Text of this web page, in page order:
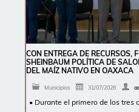
CON ENTREGA DE RECURSOS,
SHEINBAUM POLÍTICA DE
DEL MAÍZ NATIVO EN OAXACA
Municipios 31/07/2026
• Durante el primero de los tres